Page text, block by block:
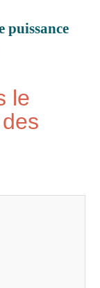
puissance
le